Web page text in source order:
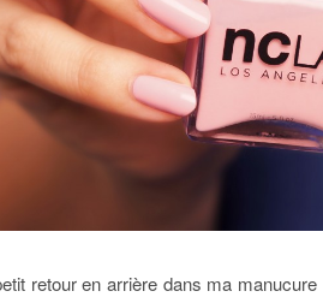
retour en arrière dans ma